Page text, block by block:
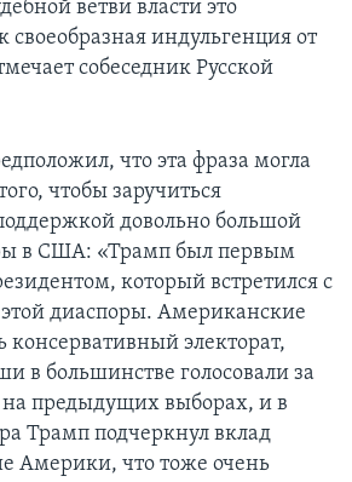
ветви власти это
своеобразная индульгенция от
собеседник Русской
что эта фраза могла
чтобы заручиться
довольно большой
в США: «Трамп был первым
который встретился с
диаспоры. Американские
консервативный электорат,
в большинстве голосовали за
предыдущих выборах, и в
Трамп подчеркнул вклад
Америки, что тоже очень